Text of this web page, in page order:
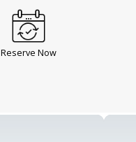
Reserve Now